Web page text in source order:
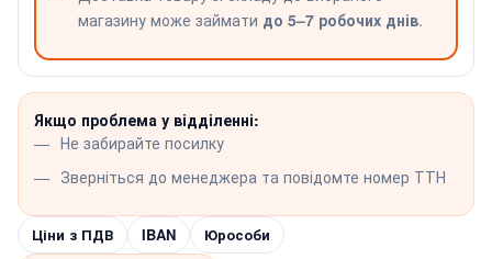
магазину може займати до 5–7 робочих днів.
Якщо проблема у відділенні:
Не забирайте посилку
Зверніться до менеджера та повідомте номер ТТН
Ціни з ПДВ IBAN
Юрособи